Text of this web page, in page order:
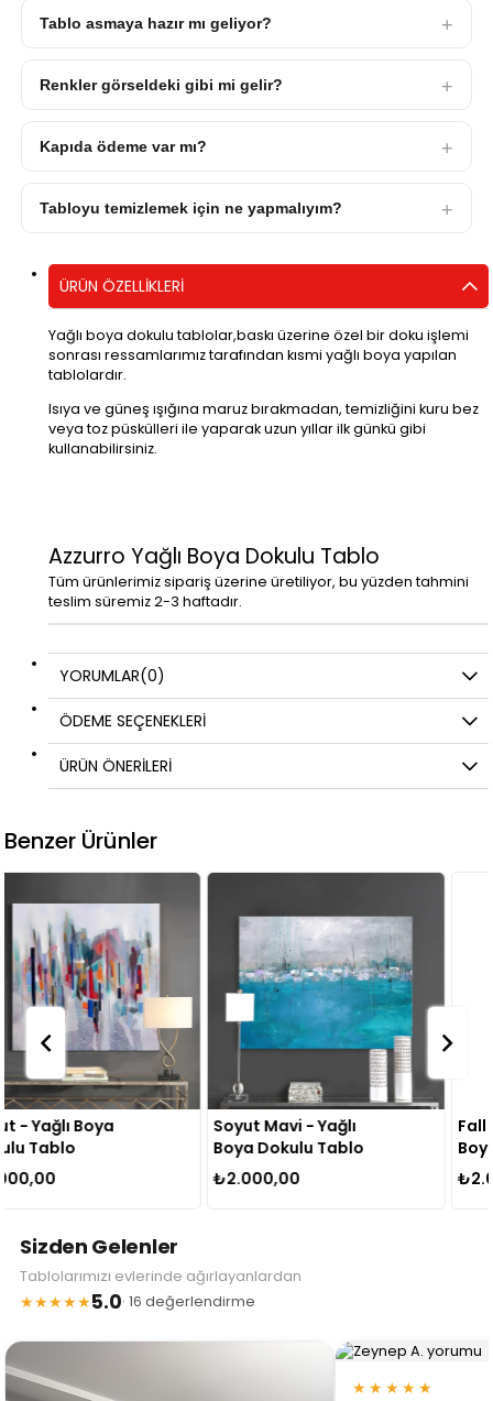
Tablo asmaya hazır mı geliyor?
Renkler görseldeki gibi mi gelir?
Kapıda ödeme var mı?
Tabloyu temizlemek için ne yapmalıyım?
ÜRÜN ÖZELLIKLERI
Yağlı boya dokulu tablolar,baskı üzerine özel bir doku işlemi
sonrası ressamlarımız tarafından kısmi yağlı boya yapılan
tablolardır.
Isıya ve güneş ışığına maruz bırakmadan, temizliğini kuru bez
veya toz püskülleri ile yaparak uzun yıllar ilk günkü gibi
kullanabilirsiniz.
Azzurro Yağlı Boya Dokulu Tablo
Tüm ürünlerimiz sipariş üzerine üretiliyor, bu yüzden tahmini
teslim süremiz 2-3 haftadır.
YORUMLAR(0)
ÖDEME SEÇENEKLERI
ÜRÜN ÖNERILERI
Benzer Ürünler
Soyut Mavi - Yağlı
Boya Dokulu Tablo
₺2.000,00
Fall In Flower - Yağlı
Boya Dokulu Tablo
₺2.000,00
Sizden Gelenler
Tablolarımızı evlerinde ağırlayanlardan
★★★★★5.0· 16 değerlendirme
★★★★★